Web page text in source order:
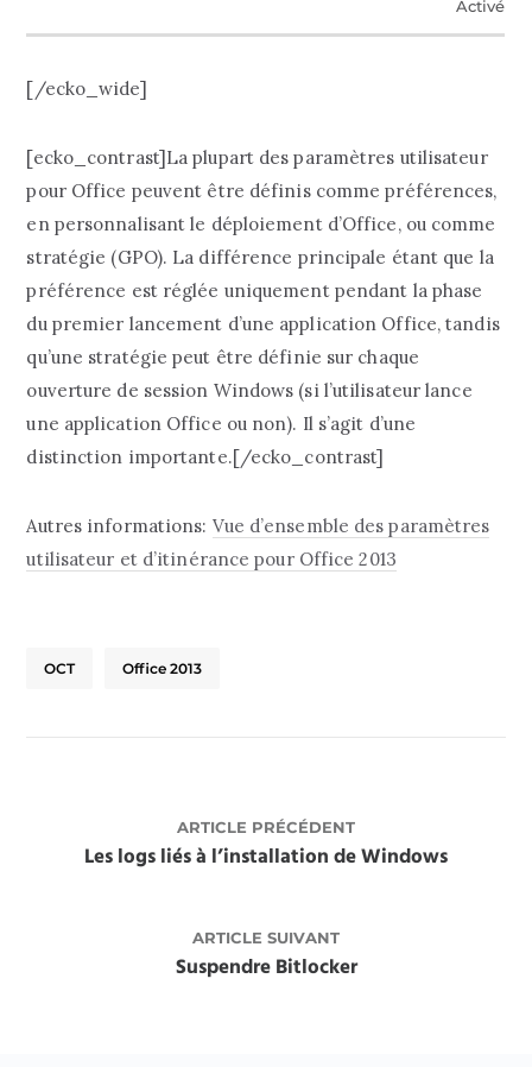
Activé
[/ecko_wide]
[ecko_contrast]La plupart des paramètres utilisateur
pour Office peuvent être définis comme préférences,
en personnalisant le déploiement d’Office, ou comme
stratégie (GPO). La différence principale étant que la
préférence est réglée uniquement pendant la phase
du premier lancement d’une application Office, tandis
qu’une stratégie peut être définie sur chaque
ouverture de session Windows (si l’utilisateur lance
une application Office ou non). Il s’agit d’une
distinction importante.[/ecko_contrast]
Autres informations: Vue d’ensemble des paramètres
utilisateur et d’itinérance pour Office 2013
OCT Office 2013
ARTICLE PRÉCÉDENT
Les logs liés à l’installation de Windows
ARTICLE SUIVANT
Suspendre Bitlocker